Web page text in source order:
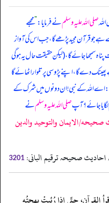
صلی اللہ علیہ وسلمنے فرمایا:”مجھے
جو قرآن مجید پڑھے گا، جب اس کی آواز
سمجھا جائے گا، (لیکن حقیقت حال یہ ہو گی
دے گا، اپنے پڑوسی پر تلوار اٹھائے گا
اے اللہ کے نبی! ان دونوں میں شرک کے
لگایا جائے؟ آپصلی اللہ علیہ وسلمنے
الايمان والتوحيد والدين
صحیحہ ترقیم البانی: 3201